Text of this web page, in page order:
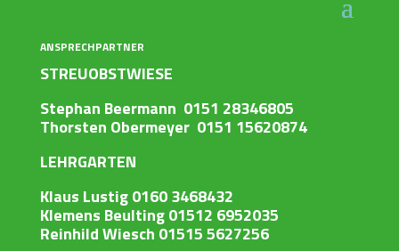
ANSPRECHPARTNER
STREUOBSTWIESE
Stephan Beermann 0151 28346805
Thorsten Obermeyer 0151 15620874
LEHRGARTEN
Klaus Lustig 0160 3468432
Klemens Beulting 01512 6952035
Reinhild Wiesch 01515 5627256